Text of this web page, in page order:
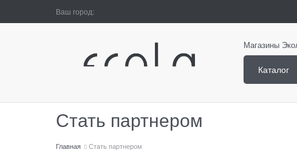
Ваш город:
Магазины
Каталог
Стать партнером
Главная Стать партнером